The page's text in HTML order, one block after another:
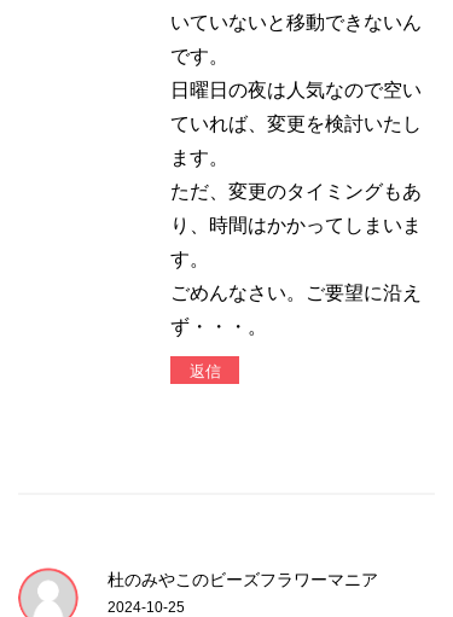
いていないと移動できないん
です。
日曜日の夜は人気なので空い
ていれば、変更を検討いたし
ます。
ただ、変更のタイミングもあ
り、時間はかかってしまいま
す。
ごめんなさい。ご要望に沿え
ず・・・。
返信
杜のみやこのビーズフラワーマニア
2024-10-25